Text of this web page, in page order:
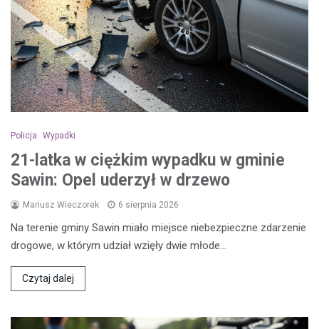
Policja Wypadki
21-latka w ciężkim wypadku w gminie
Sawin: Opel uderzył w drzewo
Mariusz Wieczorek 6 sierpnia 2026
Na terenie gminy Sawin miało miejsce niebezpieczne zdarzenie
drogowe, w którym udział wzięły dwie młode…
Czytaj dalej